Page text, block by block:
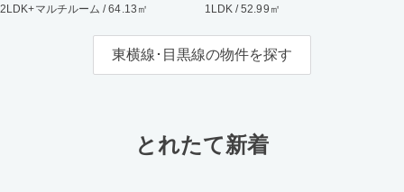
2LDK+マルチルーム / 64.13㎡
1LDK / 52.99㎡
東横線･目黒線の物件を探す
とれたて新着